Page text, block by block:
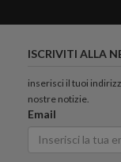
ISCRIVITI ALLA
inserisci il tuoi
nostre notizie.
Email